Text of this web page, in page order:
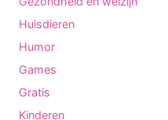
Huisdieren
Humor
Games
Gratis
Kinderen